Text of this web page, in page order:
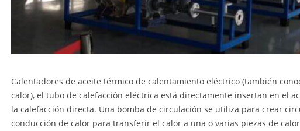
Calentadores de aceite térmico de calentamiento eléctrico (también
calor), el tubo de calefacción eléctrica está directamente insertan en el
la calefacción directa. Una bomba de circulación se utiliza para crear
conducción de calor para transferir el calor a una o varias piezas de